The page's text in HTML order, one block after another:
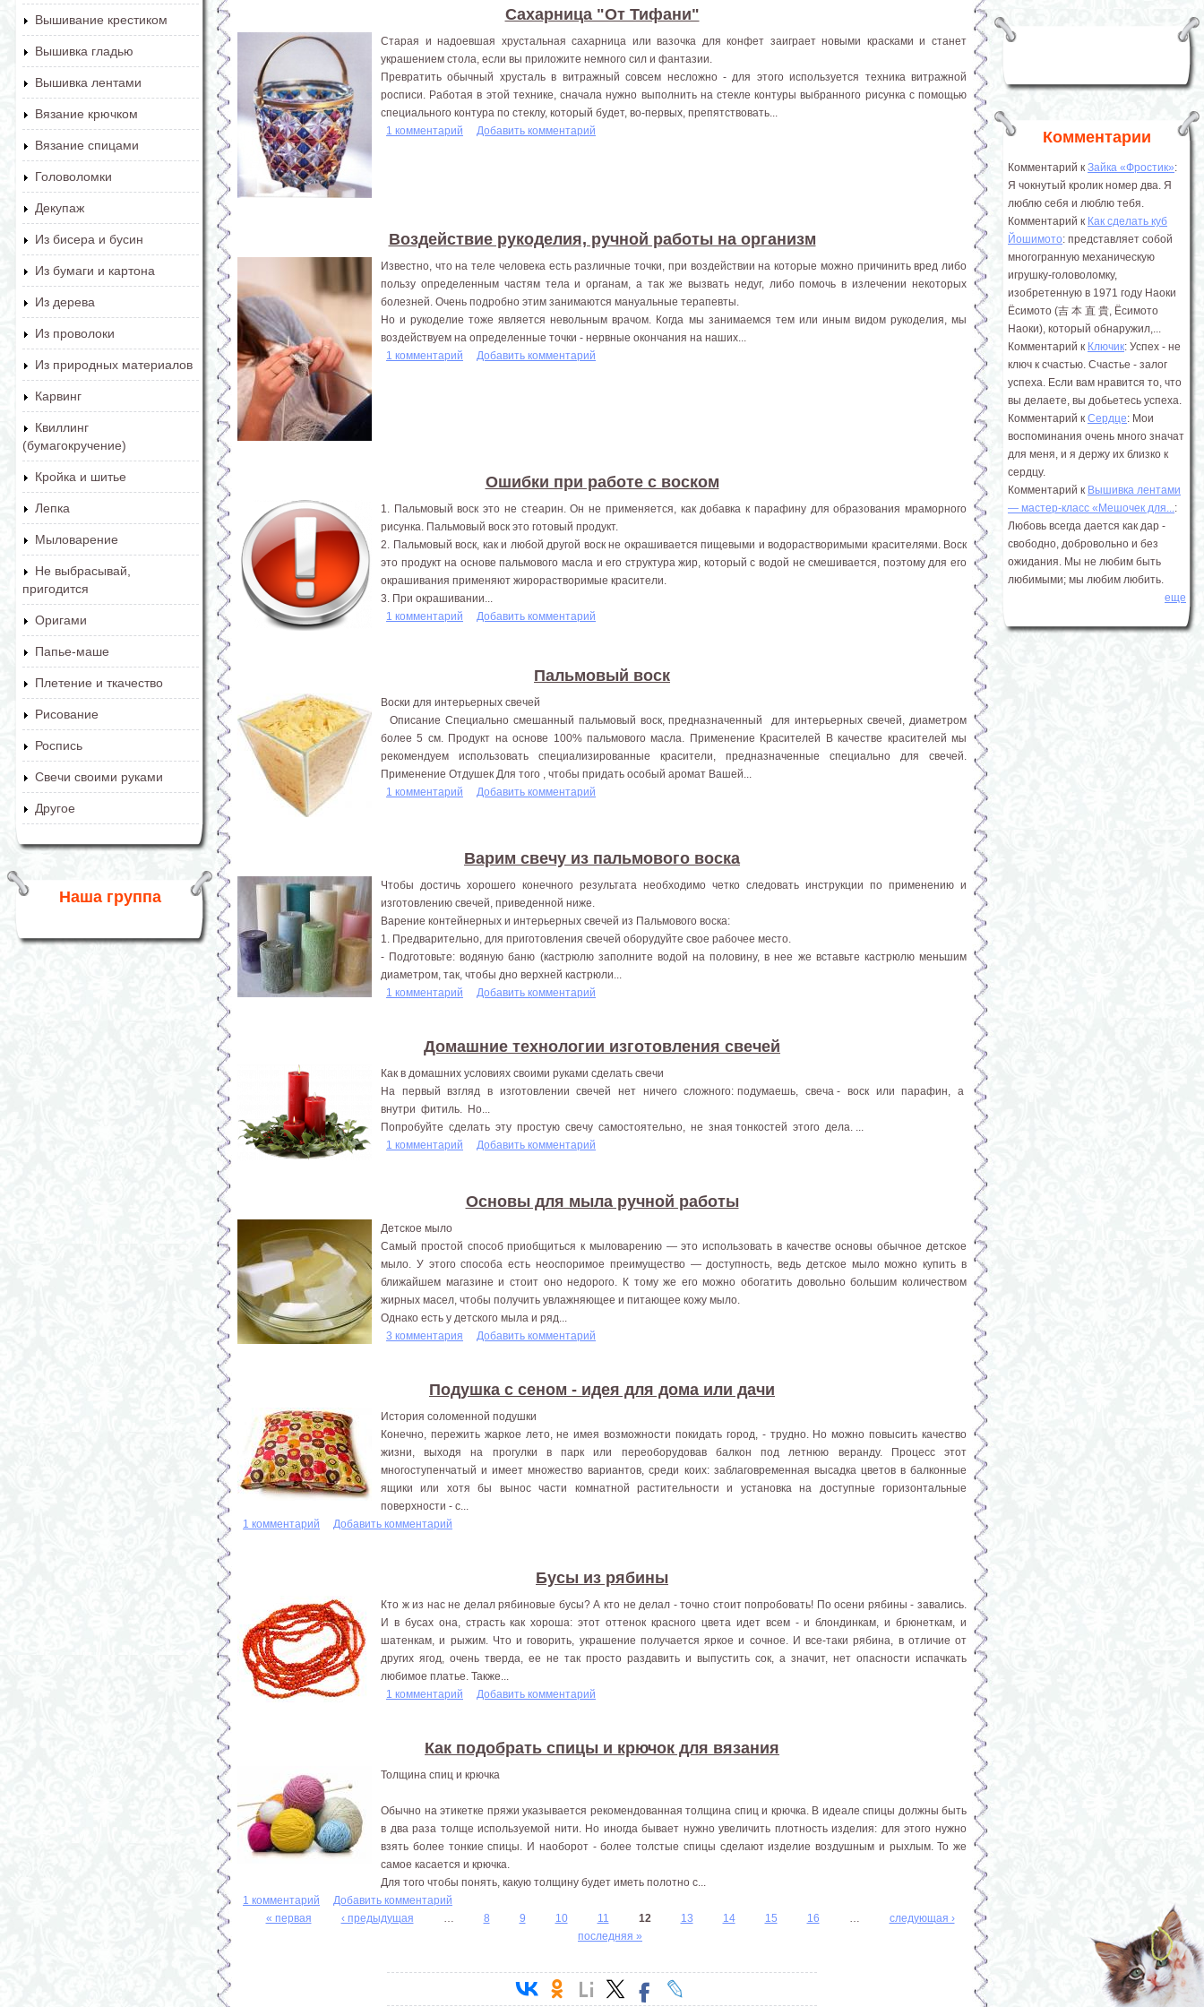
Вышивание крестиком
Вышивка гладью
Вышивка лентами
Вязание крючком
Вязание спицами
Головоломки
Декупаж
Из бисера и бусин
Из бумаги и картона
Из дерева
Из проволоки
Из природных материалов
Карвинг
Квиллинг
(бумагокручение)
Кройка и шитье
Лепка
Мыловарение
Не выбрасывай,
пригодится
Оригами
Папье-маше
Плетение и ткачество
Рисование
Роспись
Свечи своими руками
Другое
Наша группа
Сахарница "От Тифани"
Старая и надоевшая хрустальная сахарница или вазочка для конфет заиграет новыми красками и станет
украшением стола, если вы приложите немного сил и фантазии.
Превратить обычный хрусталь в витражный совсем несложно - для этого используется техника витражной
росписи. Работая в этой технике, сначала нужно выполнить на стекле контуры выбранного рисунка с помощью
специального контура по стеклу, который будет, во-первых, препятствовать...
1 комментарий
Добавить комментарий
Воздействие рукоделия, ручной работы на организм
Известно, что на теле человека есть различные точки, при воздействии на которые можно причинить вред либо
пользу определенным частям тела и органам, а так же вызвать недуг, либо помочь в излечении некоторых
болезней. Очень подробно этим занимаются мануальные терапевты.
Но и рукоделие тоже является невольным врачом. Когда мы занимаемся тем или иным видом рукоделия, мы
воздействуем на определенные точки - нервные окончания на наших...
1 комментарий
Добавить комментарий
Ошибки при работе с воском
1. Пальмовый воск это не стеарин. Он не применяется, как добавка к парафину для образования мраморного
рисунка. Пальмовый воск это готовый продукт.
2. Пальмовый воск, как и любой другой воск не окрашивается пищевыми и водорастворимыми красителями. Воск
это продукт на основе пальмового масла и его структура жир, который с водой не смешивается, поэтому для его
окрашивания применяют жирорастворимые красители.
3. При окрашивании...
1 комментарий
Добавить комментарий
Пальмовый воск
Воски для интерьерных свечей
Описание Специально смешанный пальмовый воск, предназначенный для интерьерных свечей, диаметром
более 5 см. Продукт на основе 100% пальмового масла. Применение Красителей В качестве красителей мы
рекомендуем использовать специализированные красители, предназначенные специально для свечей.
Применение Отдушек Для того , чтобы придать особый аромат Вашей...
1 комментарий
Добавить комментарий
Варим свечу из пальмового воска
Чтобы достичь хорошего конечного результата необходимо четко следовать инструкции по применению и
изготовлению свечей, приведенной ниже.
Варение контейнерных и интерьерных свечей из Пальмового воска:
1. Предварительно, для приготовления свечей оборудуйте свое рабочее место.
- Подготовьте: водяную баню (кастрюлю заполните водой на половину, в нее же вставьте кастрюлю меньшим
диаметром, так, чтобы дно верхней кастрюли...
1 комментарий
Добавить комментарий
Домашние технологии изготовления свечей
Как в домашних условиях своими руками сделать свечи
На первый взгляд в изготовлении свечей нет ничего сложного: подумаешь, свеча - воск или парафин, а
внутри фитиль. Но...
Попробуйте сделать эту простую свечу самостоятельно, не зная тонкостей этого дела. ...
1 комментарий
Добавить комментарий
Основы для мыла ручной работы
Детское мыло
Самый простой способ приобщиться к мыловарению — это использовать в качестве основы обычное детское
мыло. У этого способа есть неоспоримое преимущество — доступность, ведь детское мыло можно купить в
ближайшем магазине и стоит оно недорого. К тому же его можно обогатить довольно большим количеством
жирных масел, чтобы получить увлажняющее и питающее кожу мыло.
Однако есть у детского мыла и ряд...
3 комментария
Добавить комментарий
Подушка с сеном - идея для дома или дачи
История соломенной подушки
Конечно, пережить жаркое лето, не имея возможности покидать город, - трудно. Но можно повысить качество
жизни, выходя на прогулки в парк или переоборудовав балкон под летнюю веранду. Процесс этот
многоступенчатый и имеет множество вариантов, среди коих: заблаговременная высадка цветов в балконные
ящики или хотя бы вынос части комнатной растительности и установка на доступные горизонтальные
поверхности - с...
1 комментарий
Добавить комментарий
Бусы из рябины
Кто ж из нас не делал рябиновые бусы? А кто не делал - точно стоит попробовать! По осени рябины - завались.
И в бусах она, страсть как хороша: этот оттенок красного цвета идет всем - и блондинкам, и брюнеткам, и
шатенкам, и рыжим. Что и говорить, украшение получается яркое и сочное. И все-таки рябина, в отличие от
других ягод, очень тверда, ее не так просто раздавить и выпустить сок, а значит, нет опасности испачкать
любимое платье. Также...
1 комментарий
Добавить комментарий
Как подобрать спицы и крючок для вязания
Толщина спиц и крючка
Обычно на этикетке пряжи указывается рекомендованная толщина спиц и крючка. В идеале спицы должны быть
в два раза толще используемой нити. Но иногда бывает нужно увеличить плотность изделия: для этого нужно
взять более тонкие спицы. И наоборот - более толстые спицы сделают изделие воздушным и рыхлым. То же
самое касается и крючка.
Для того чтобы понять, какую толщину будет иметь полотно с...
1 комментарий
Добавить комментарий
« первая ‹ предыдущая 8 9 10 11 12 13 14 15 16
следующая ›
последняя »
Комментарии
Комментарий к Зайка «Фростик»:
Я чокнутый кролик номер два. Я
люблю себя и люблю тебя.
Комментарий к Как сделать куб
Йошимото: представляет собой
многогранную механическую
игрушку-головоломку,
изобретенную в 1971 году Наоки
Ёсимото (吉 本 直 貴, Ёсимото
Наоки), который обнаружил,...
Комментарий к Ключик: Успех - не
ключ к счастью. Счастье - залог
успеха. Если вам нравится то, что
вы делаете, вы добьетесь успеха.
Комментарий к Сердце: Мои
воспоминания очень много значат
для меня, и я держу их близко к
сердцу.
Комментарий к Вышивка лентами
― мастер-класс «Мешочек для...:
Любовь всегда дается как дар -
свободно, добровольно и без
ожидания. Мы не любим быть
любимыми; мы любим любить.
еще